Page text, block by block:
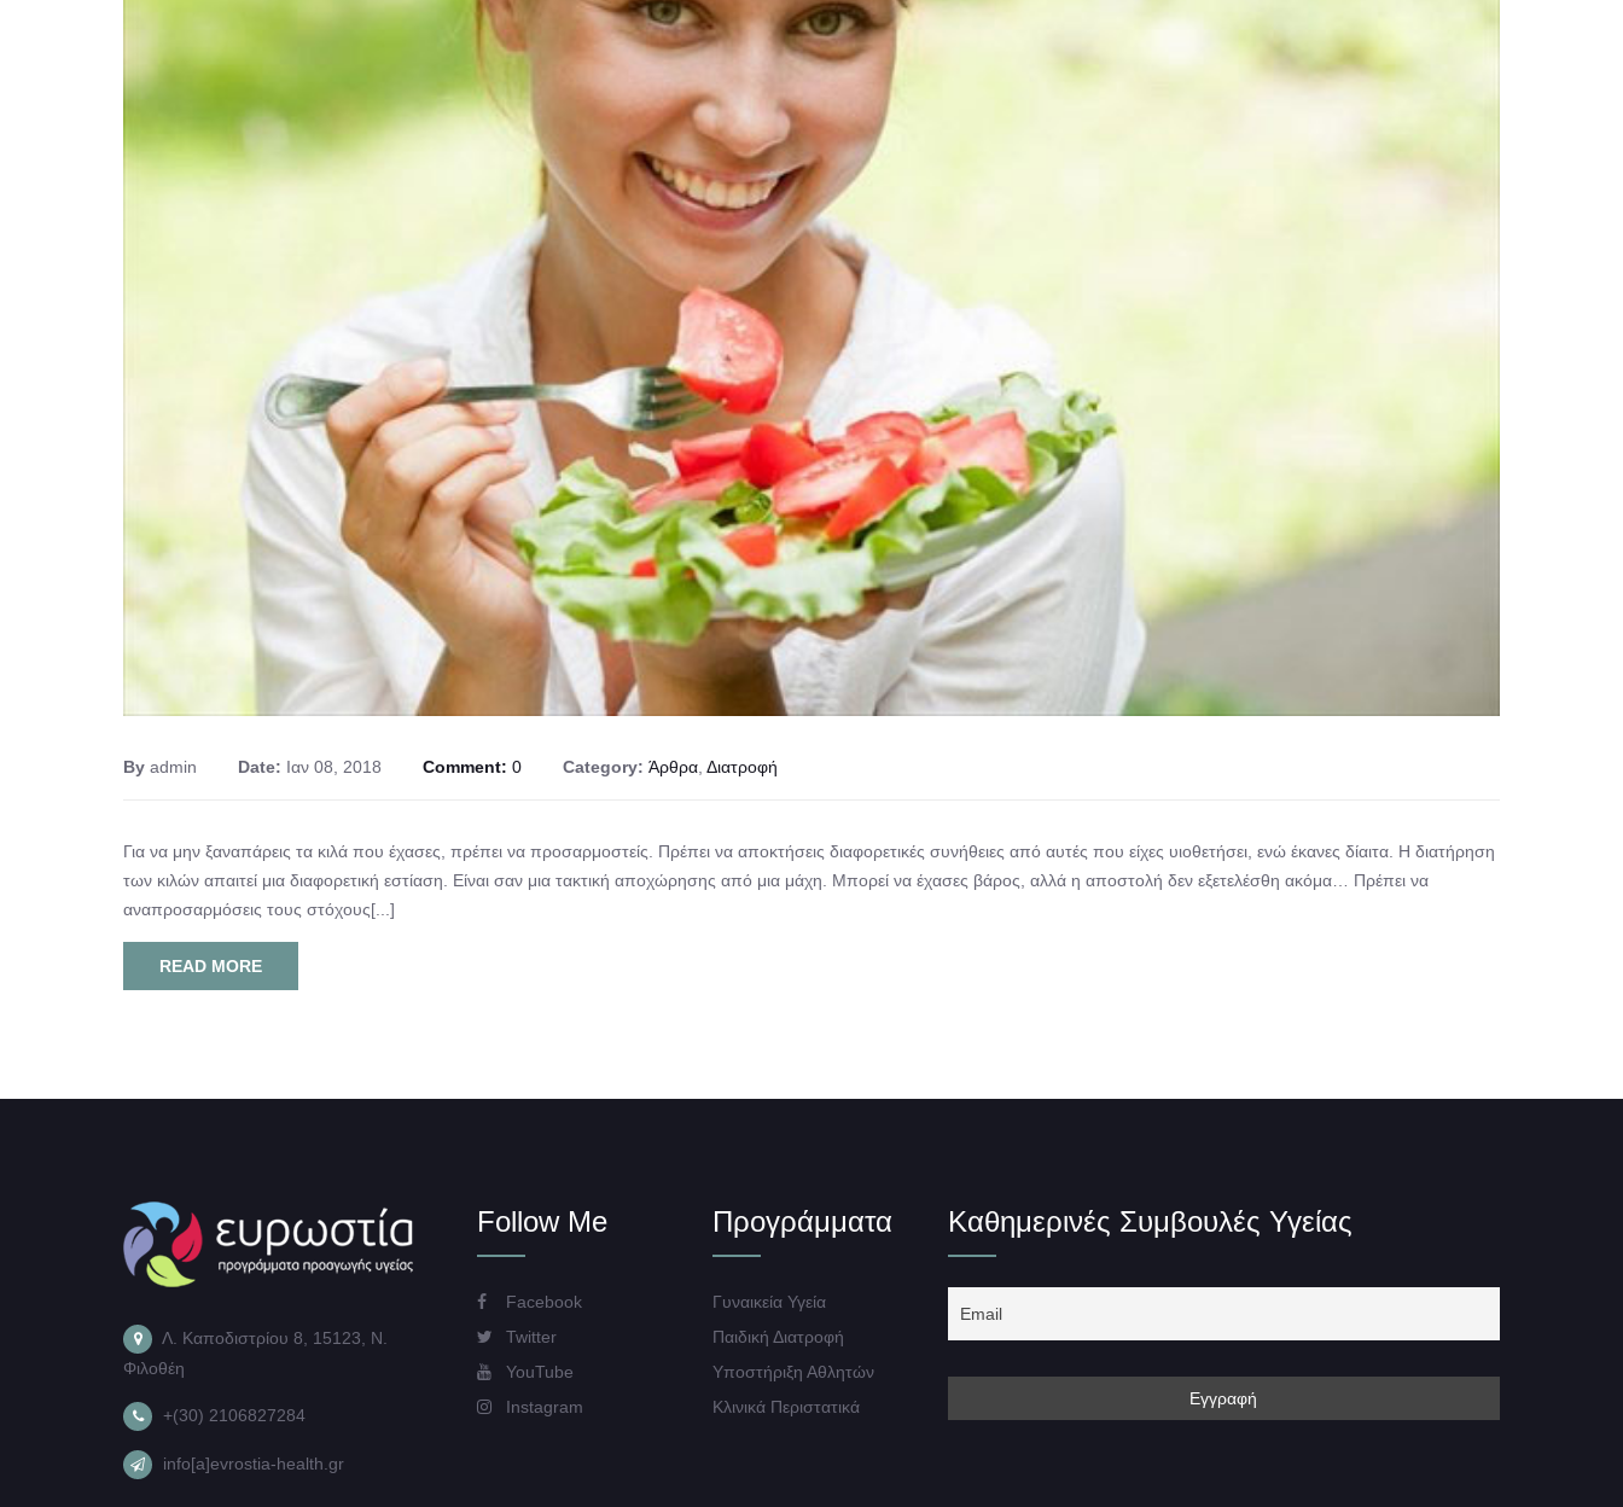
By admin Date: Ιαν 08, 2018 Comment: 0 Category: Άρθρα Διατροφή
Για να μην ξαναπάρεις τα κιλά που έχασες, πρέπει να προσαρμοστείς. Πρέπει να αποκτήσεις διαφορετικές συνήθειες από αυτές που είχες υιοθετήσει, ενώ έκανες δίαιτα. Η διατήρηση
των κιλών απαιτεί μια διαφορετική εστίαση. Είναι σαν μια τακτική αποχώρησης από μια μάχη. Μπορεί να έχασες βάρος, αλλά η αποστολή δεν εξετελέσθη ακόμα… Πρέπει να
αναπροσαρμόσεις τους στόχους[...]
READ MORE
Λ. Καποδιστρίου 8, 15123, Ν.
Φιλοθέη
+(30) 2106827284
info[a]evrostia-health.gr
Follow Me
Facebook
Twitter
YouTube
Instagram
Προγράμματα
Γυναικεία Υγεία
Παιδική Διατροφή
Υποστήριξη Αθλητών
Κλινικά Περιστατικά
Καθημερινές Συμβουλές Υγείας